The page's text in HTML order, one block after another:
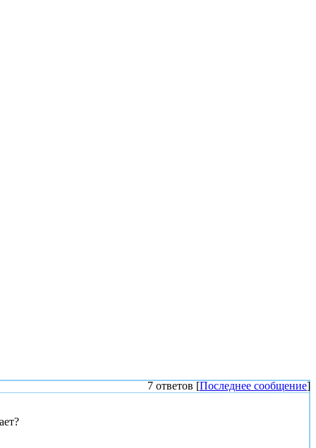
7 ответов [Последнее сообщение]